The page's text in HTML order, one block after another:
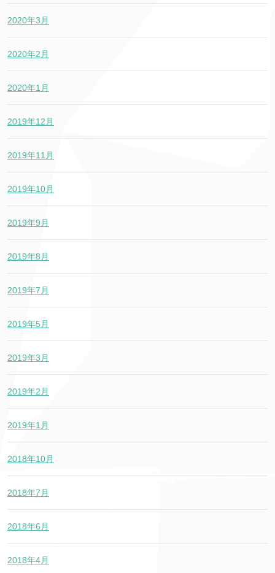
2020年3月
2020年2月
2020年1月
2019年12月
2019年11月
2019年10月
2019年9月
2019年8月
2019年7月
2019年5月
2019年3月
2019年2月
2019年1月
2018年10月
2018年7月
2018年6月
2018年4月